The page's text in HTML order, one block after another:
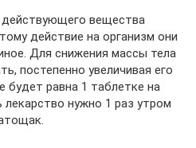
действующего вещества
действие на организм они
Для снижения массы тела
постепенно увеличивая его
будет равна 1 таблетке на
нужно 1 раз утром